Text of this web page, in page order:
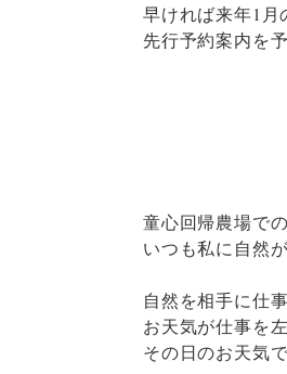
早ければ来年1月
先行予約案内を
童心回帰農場で
いつも私に自然
自然を相手に仕
お天気が仕事を
その日のお天気